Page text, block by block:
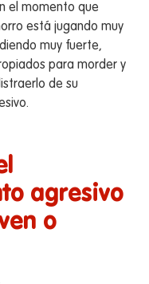
el momento que
está jugando muy
muy fuerte,
para morder y
de su
agresivo
o